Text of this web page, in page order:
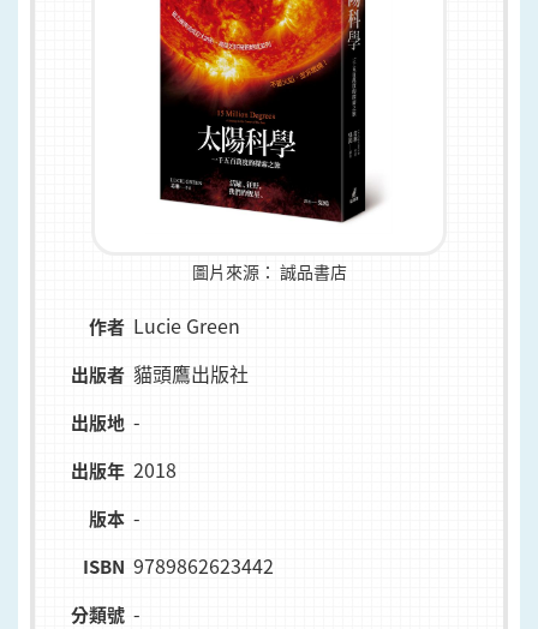
圖片來源： 誠品書店
作者 Lucie Green
出版者 貓頭鷹出版社
出版地 -
出版年 2018
版本 -
ISBN 9789862623442
分類號 -